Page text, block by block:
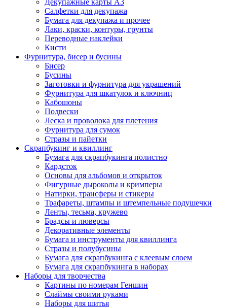
Салфетки для декупажа
Бумага для декупажа и прочее
Лаки, краски, контуры, грунты
Переводные наклейки
Кисти
Фурнитура, бисер и бусины
Бисер
Бусины
Заготовки и фурнитура для украшений
Фурнитура для шкатулок и ключниц
Кабошоны
Подвески
Леска и проволока для плетения
Фурнитура для сумок
Стразы и пайетки
Скрапбукинг и квиллинг
Бумага для скрапбукинга полистно
Кардсток
Основы для альбомов и открыток
Фигурные дыроколы и кримперы
Натирки, трансферы и стикеры
Трафареты, штампы и штемпельные подушечки
Ленты, тесьма, кружево
Брадсы и люверсы
Декоративные элементы
Бумага и инструменты для квиллинга
Стразы и полубусины
Бумага для скрапбукинга с клеевым слоем
Бумага для скрапбукинга в наборах
Наборы для творчества
Картины по номерам Геншин
Слаймы своими руками
Наборы для шитья